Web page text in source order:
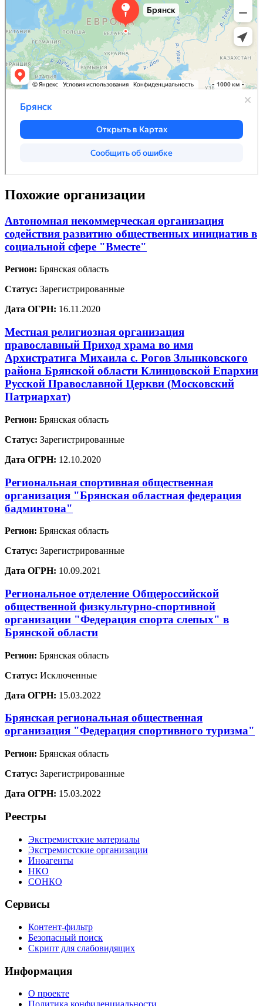
Похожие организации
Автономная некоммерческая организация
содействия развитию общественных инициатив в
социальной сфере "Вместе"
Регион: Брянская область
Статус: Зарегистрированные
Дата ОГРН: 16.11.2020
Местная религиозная организация
православный Приход храма во имя
Архистратига Михаила с. Рогов Злынковского
района Брянской области Клинцовской Епархии
Русской Православной Церкви (Московский
Патриархат)
Регион: Брянская область
Статус: Зарегистрированные
Дата ОГРН: 12.10.2020
Региональная спортивная общественная
организация "Брянская областная федерация
бадминтона"
Регион: Брянская область
Статус: Зарегистрированные
Дата ОГРН: 10.09.2021
Региональное отделение Общероссийской
общественной физкультурно-спортивной
организации "Федерация спорта слепых" в
Брянской области
Регион: Брянская область
Статус: Исключенные
Дата ОГРН: 15.03.2022
Брянская региональная общественная
организация "Федерация спортивного туризма"
Регион: Брянская область
Статус: Зарегистрированные
Дата ОГРН: 15.03.2022
Реестры
Экстремистские материалы
Экстремистские организации
Иноагенты
НКО
СОНКО
Сервисы
Контент-фильтр
Безопасный поиск
Скрипт для слабовидящих
Информация
О проекте